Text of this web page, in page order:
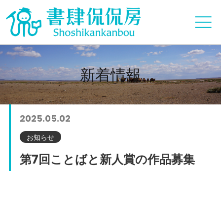
新着情報
2025.05.02
お知らせ
第7回ことばと新人賞の作品募集